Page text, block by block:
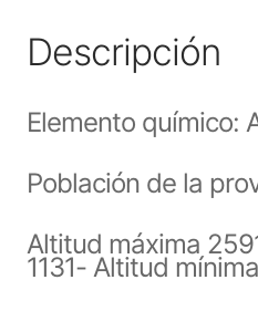
Descripción
Elemento químico:
Población de la
Altitud máxima
1131- Altitud